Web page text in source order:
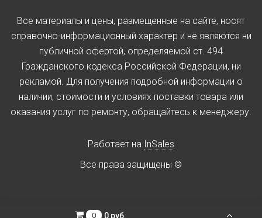
Все материалы и цены, размещенные на сайте, носят
справочно-информационный характер и не являются ни
публичной офертой, определяемой ст. 494
Гражданского кодекса Российской Федерации, ни
рекламой. Для получения подробной информации о
наличии, стоимости и условиях поставки товара или
оказания услуг по ремонту, обращайтесь к менеджеру.
Работает на InSales
Все права защищены ©
0 0 руб.